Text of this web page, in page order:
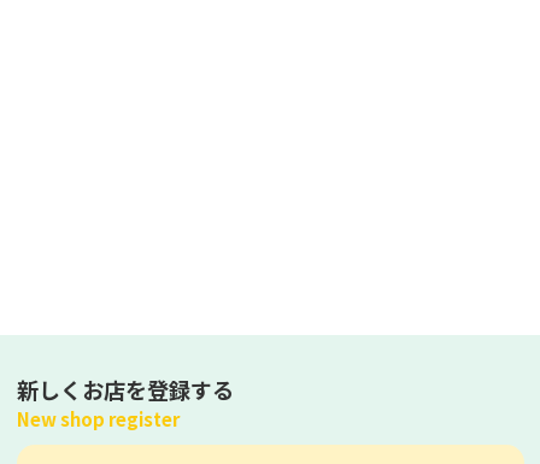
新しくお店を登録する
New shop register